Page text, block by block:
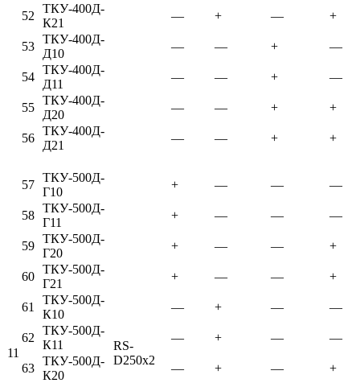
52
ТКУ-400Д-
К21
— + — +
53
ТКУ-400Д-
Д10
— — + —
54
ТКУ-400Д-
Д11
— — + —
55
ТКУ-400Д-
Д20
— — + +
56
ТКУ-400Д-
Д21
— — + +
11
57
ТКУ-500Д-
Г10
RS-
D250x2
+ — — —
58
ТКУ-500Д-
Г11
+ — — —
59
ТКУ-500Д-
Г20
+ — — +
60
ТКУ-500Д-
Г21
+ — — +
61
ТКУ-500Д-
К10
— + — —
62
ТКУ-500Д-
К11
— + — —
63
ТКУ-500Д-
К20
— + — +